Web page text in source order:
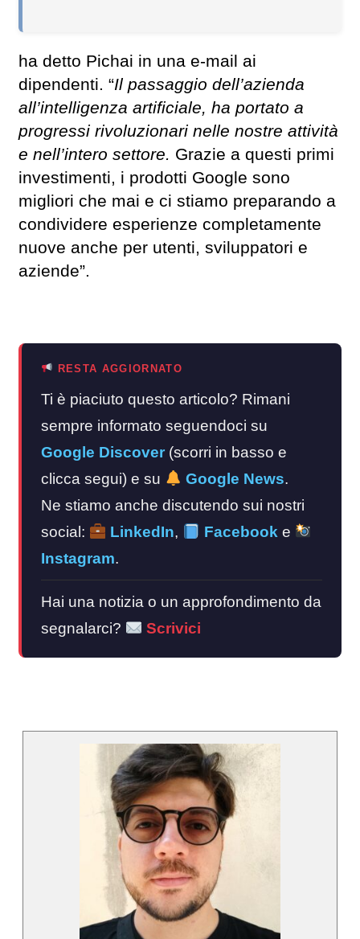
ha detto Pichai in una e-mail ai
dipendenti. “Il passaggio dell’azienda
all’intelligenza artificiale, ha portato a
progressi rivoluzionari nelle nostre attività
e nell’intero settore. Grazie a questi primi
investimenti, i prodotti Google sono
migliori che mai e ci stiamo preparando a
condividere esperienze completamente
nuove anche per utenti, sviluppatori e
aziende”.
RESTA AGGIORNATO
Ti è piaciuto questo articolo? Rimani
sempre informato seguendoci su
Google Discover (scorri in basso e
clicca segui) e su
Google News.
Ne stiamo anche discutendo sui nostri
social:
LinkedIn, Facebook e
Instagram.
Hai una notizia o un approfondimento da
segnalarci?
Scrivici